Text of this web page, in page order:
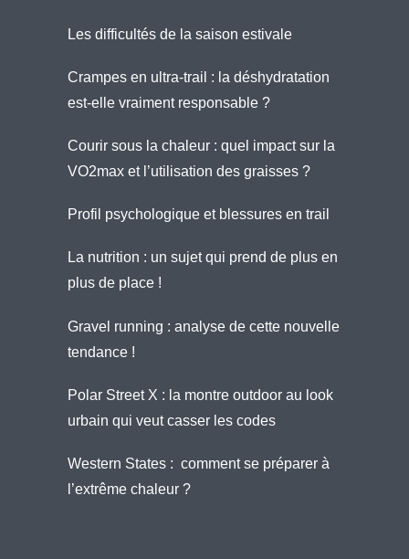
Les difficultés de la saison estivale
Crampes en ultra-trail : la déshydratation
est-elle vraiment responsable ?
Courir sous la chaleur : quel impact sur la
VO2max et l’utilisation des graisses ?
Profil psychologique et blessures en trail
La nutrition : un sujet qui prend de plus en
plus de place !
Gravel running : analyse de cette nouvelle
tendance !
Polar Street X : la montre outdoor au look
urbain qui veut casser les codes
Western States : comment se préparer à
l’extrême chaleur ?